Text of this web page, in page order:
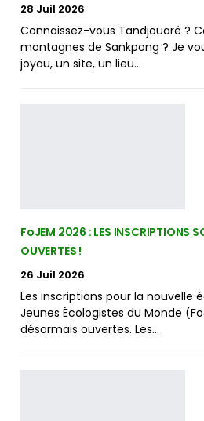
28 Juil 2026
Connaissez-vous Tandjouaré ?
montagnes de Sankpong ? Je
joyau, un site, un lieu…
FoJEM 2026 : LES INSCRIPTIONS
OUVERTES !
26 Juil 2026
Les inscriptions pour la nouvelle
Jeunes Écologistes du Monde
désormais ouvertes. Les…